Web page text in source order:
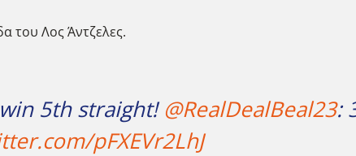
του Λος Άντζελες.
5th straight!@RealDealBeal23:
pFXEVr2LhJ